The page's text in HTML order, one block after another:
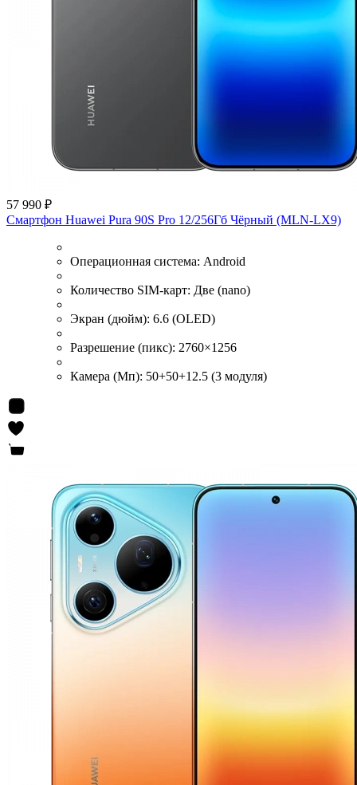
57 990 ₽
Смартфон Huawei Pura 90S Pro 12/256Гб Чёрный (MLN-LX9)
Операционная система: Android
Количество SIM-карт: Две (nano)
Экран (дюйм): 6.6 (OLED)
Разрешение (пикс): 2760×1256
Камера (Мп): 50+50+12.5 (3 модуля)